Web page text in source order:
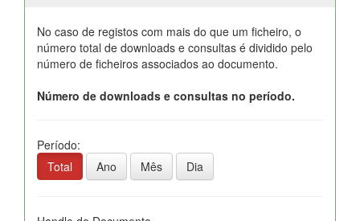
No caso de registos com mais do que um ficheiro, o
número total de downloads e consultas é dividido pelo
número de ficheiros associados ao documento.
Número de downloads e consultas no período.
Período:
Total
Ano Mês Dia